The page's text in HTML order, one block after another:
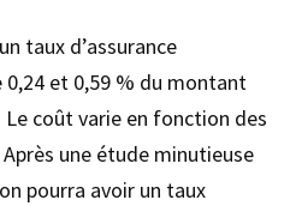
taux d’assurance
et 0,59 % du montant
coût varie en fonction des
une étude minutieuse
pourra avoir un taux